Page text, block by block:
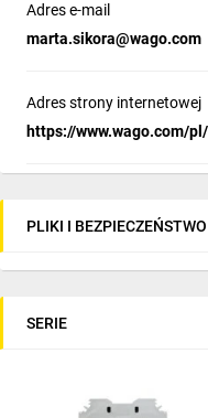
Adres e-mail
marta.sikora@wago.com
Adres strony internetowej
https://www.wago.com/pl/
PLIKI I
SERIE